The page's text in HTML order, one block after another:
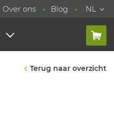
Over ons Blog NL
Terug naar overzicht